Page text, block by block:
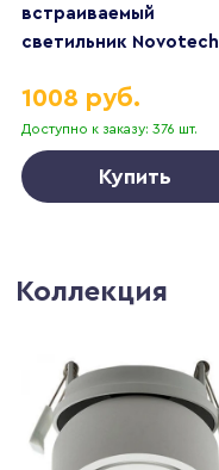
встраиваемый
светильник Novotech
Доступно к заказу: 376 шт.
1008 руб.
Купить
Коллекция